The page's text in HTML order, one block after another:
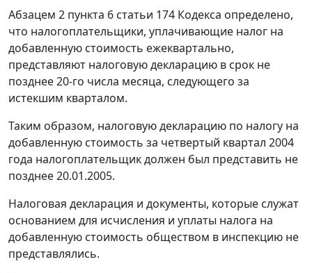
Абзацем 2 пункта 6 статьи 174 Кодекса определено,
что налогоплательщики, уплачивающие налог на
добавленную стоимость ежеквартально,
представляют налоговую декларацию в срок не
позднее 20-го числа месяца, следующего за
истекшим кварталом.
Таким образом, налоговую декларацию по налогу на
добавленную стоимость за четвертый квартал 2004
года налогоплательщик должен был представить не
позднее 20.01.2005.
Налоговая декларация и документы, которые служат
основанием для исчисления и уплаты налога на
добавленную стоимость обществом в инспекцию не
представлялись.